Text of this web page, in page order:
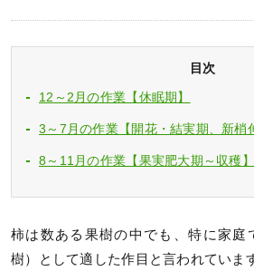
目次
12～2月の作業【休眠期】
3～7月の作業【開花・結実期、新梢
8～11月の作業【果実肥大期～収穫】
柿は数ある果樹の中でも、特に家庭
樹）として適した作目と言われていま